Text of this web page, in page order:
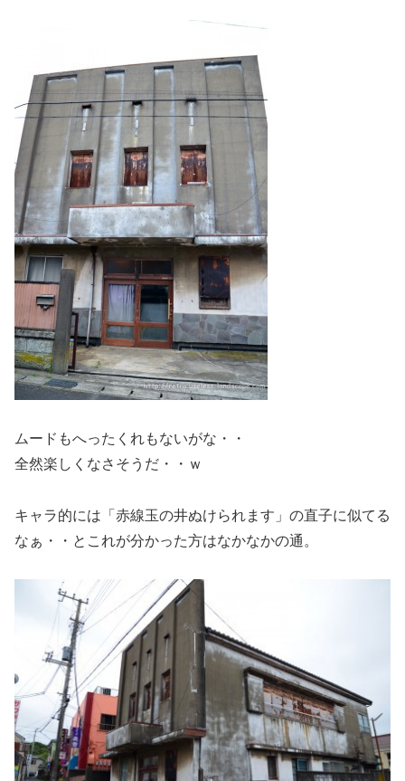
ムードもへったくれもないがな・・
全然楽しくなさそうだ・・ｗ
キャラ的には「赤線玉の井ぬけられます」の直子に似てる
なぁ・・とこれが分かった方はなかなかの通。